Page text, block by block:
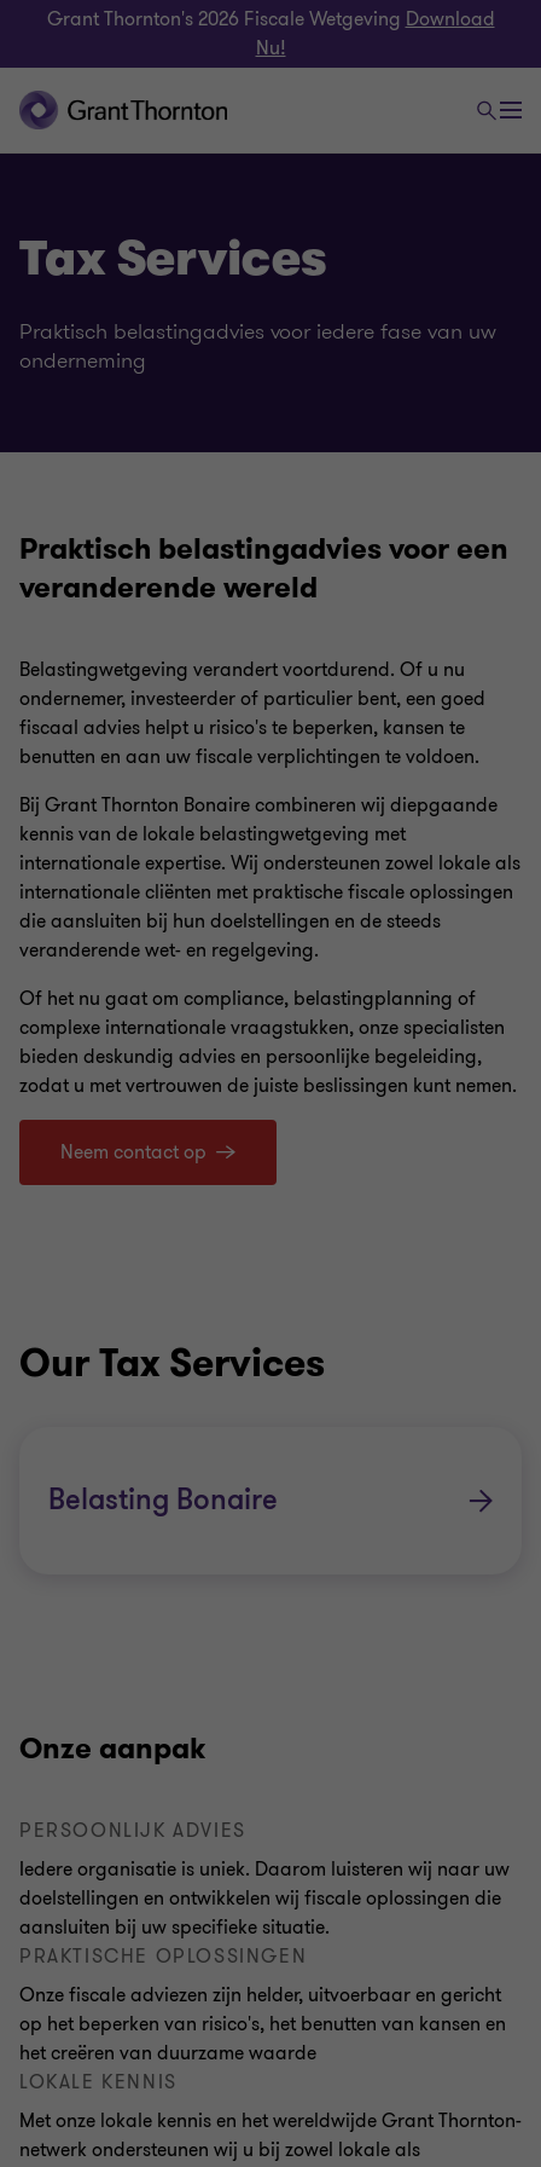
Grant Thornton's 2026 Fiscale Wetgeving Download
Nu!
Tax Services
Praktisch belastingadvies voor iedere fase van uw
onderneming
Praktisch belastingadvies voor een
veranderende wereld
Belastingwetgeving verandert voortdurend. Of u nu
ondernemer, investeerder of particulier bent, een goed
fiscaal advies helpt u risico's te beperken, kansen te
benutten en aan uw fiscale verplichtingen te voldoen.
Bij Grant Thornton Bonaire combineren wij diepgaande
kennis van de lokale belastingwetgeving met
internationale expertise. Wij ondersteunen zowel lokale als
internationale cliënten met praktische fiscale oplossingen
die aansluiten bij hun doelstellingen en de steeds
veranderende wet- en regelgeving.
Of het nu gaat om compliance, belastingplanning of
complexe internationale vraagstukken, onze specialisten
bieden deskundig advies en persoonlijke begeleiding,
zodat u met vertrouwen de juiste beslissingen kunt nemen.
Neem contact op
Our Tax Services
Belasting Bonaire
Onze aanpak
PERSOONLIJK ADVIES
Iedere organisatie is uniek. Daarom luisteren wij naar uw
doelstellingen en ontwikkelen wij fiscale oplossingen die
aansluiten bij uw specifieke situatie.
PRAKTISCHE OPLOSSINGEN
Onze fiscale adviezen zijn helder, uitvoerbaar en gericht
op het beperken van risico's, het benutten van kansen en
het creëren van duurzame waarde
LOKALE KENNIS
Met onze lokale kennis en het wereldwijde Grant Thornton-
netwerk ondersteunen wij u bij zowel lokale als